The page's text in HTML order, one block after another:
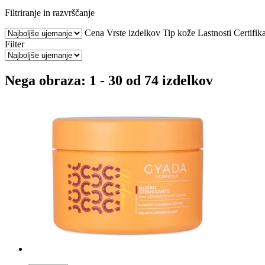
Filtriranje in razvrščanje
Cena Vrste izdelkov Tip kože Lastnosti
Filter
Nega obraza: 1 - 30 od 74 izdelkov